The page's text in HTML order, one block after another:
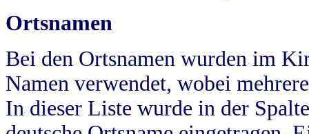
Ortsnamen
Bei den Ortsnamen wurden im
Namen verwendet, wobei
In dieser Liste wurde in der